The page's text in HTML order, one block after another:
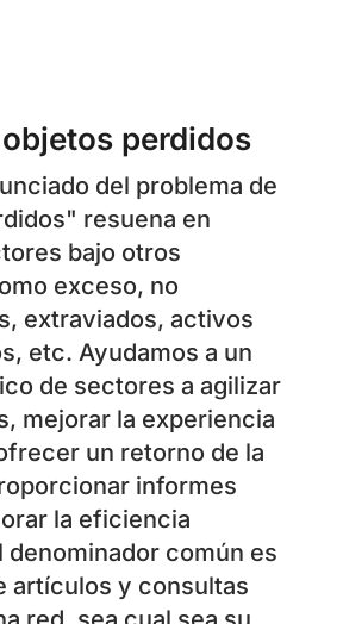
perdidos
del problema de
resuena en
bajo otros
exceso, no
extraviados, activos
etc. Ayudamos a un
de sectores a agilizar
mejorar la experiencia
un retorno de la
informes
la eficiencia
denominador común es
artículos y consultas